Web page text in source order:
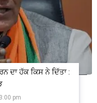
ਦਾ ਹੱਕ ਕਿਸ ਨੇ ਦਿੱਤਾ :
pm